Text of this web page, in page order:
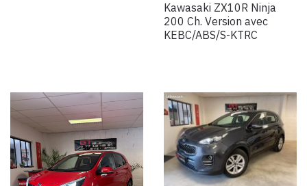
Kawasaki ZX10R Ninja
200 Ch. Version avec
KEBC/ABS/S-KTRC